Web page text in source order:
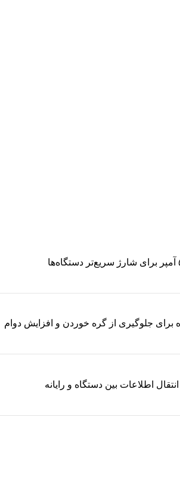
برای جلوگیری از گره خوردن و افزایش دوام
اطلاعات بین دستگاه و رایانه